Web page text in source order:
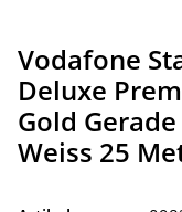
Vodafone
Deluxe
Gold
Weiss 25